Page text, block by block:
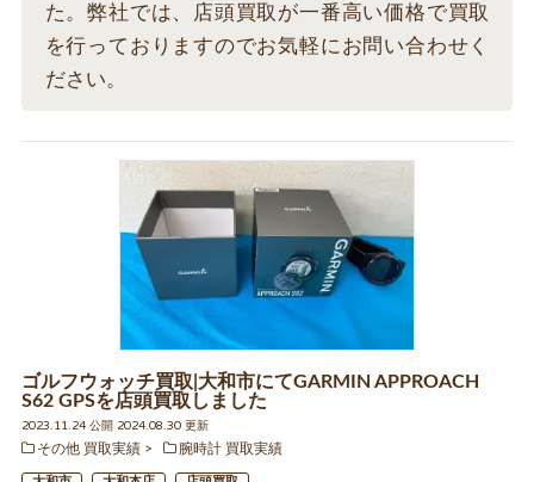
た。弊社では、店頭買取が一番高い価格で買取
を行っておりますのでお気軽にお問い合わせく
ださい。
ゴルフウォッチ買取|大和市にてGARMIN APPROACH
S62 GPSを店頭買取しました
2023.11.24 公開 2024.08.30 更新
その他 買取実績
腕時計 買取実績